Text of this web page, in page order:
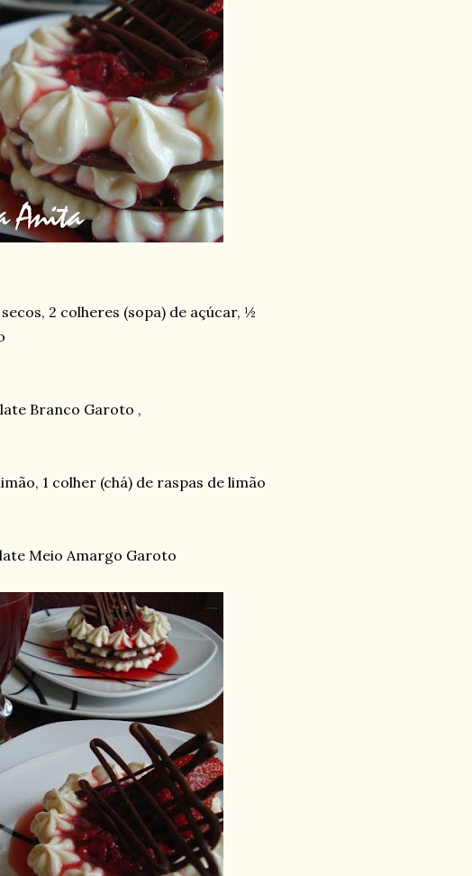
2 colheres (sopa) de açúcar, ½
Branco Garoto ,
1 colher (chá) de raspas de limão
Meio Amargo Garoto